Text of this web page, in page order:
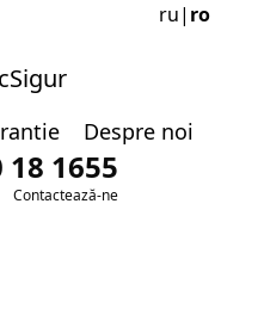
ru| ro
Despre noi
18 1655
Contactează-ne